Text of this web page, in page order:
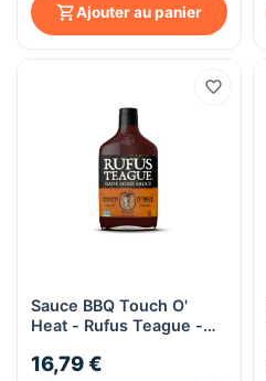
Ajouter au panier
Sauce BBQ Touch O'
Heat - Rufus Teague -
16,79 €